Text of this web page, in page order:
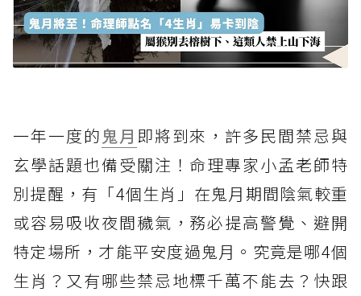
一年一度的 鬼月 即將到來，許多民間禁忌與
玄學話題也備受關注！命理專家小孟老師特
別提醒，有「4個生肖」在鬼月期間陰氣較重
或容易吸收夜間穢氣，務必提高警覺、避開
特定場所，才能平安度過鬼月。究竟是哪4個
生肖？又有哪些禁忌地標千萬不能去？快跟